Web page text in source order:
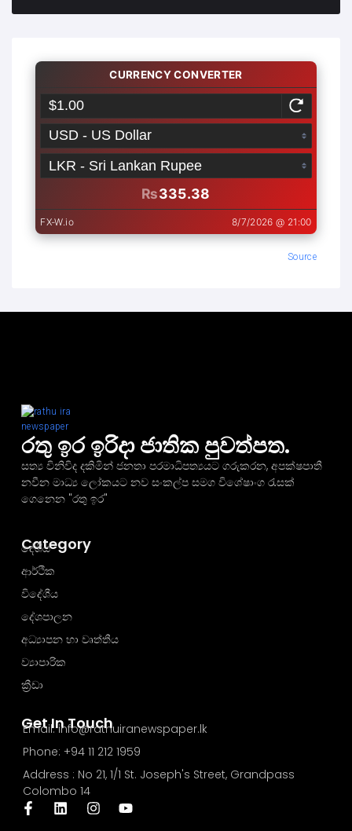
Source
රතු ඉර ඉරිදා ජාතික පුවත්පත.
සත්‍ය විනිවිද දකිමින් ජනතා පරමාධිපත්‍යයට ගරුකරන, අපක්ෂපාතී
නවීන මාධ්‍ය ලෝකයට නව සංකල්ප සමග විශේෂාංග රැසක්
ගෙනෙන "රතු ඉර"
Get In Touch
Email: info@rathuiranewspaper.lk
Phone: +94 11 212 1959
Address : No 21, 1/1 St. Joseph's Street, Grandpass
Colombo 14
Category
දේශීය
ආර්ථික
විදේශීය
දේශපාලන
අධ්‍යාපන හා වෘත්තීය
ව්‍යාපාරික
ක්‍රීඩා